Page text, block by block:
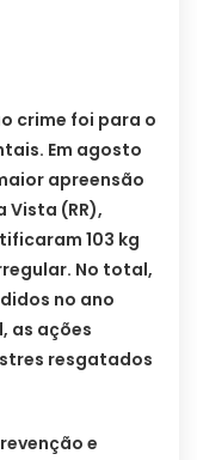
crime foi para o
Em agosto
apreensão
Vista (RR),
103 kg
No total,
no ano
as ações
resgatados
e